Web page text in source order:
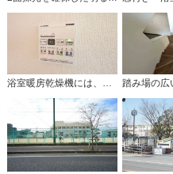
浴室暖房乾燥機には、暖房、乾燥、涼風、換気の4つの機能が付いています。タイマー付きです。雨の日はもちろん、急ぎで洗濯する必要のあるお子様の体操服や、下着類などを乾かすのに便利です。